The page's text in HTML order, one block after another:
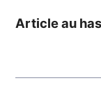
Article au